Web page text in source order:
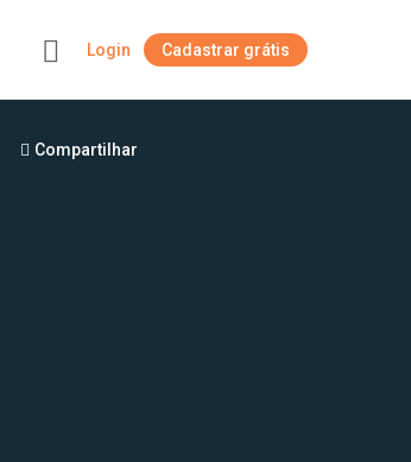
Login Cadastrar grátis
Compartilhar